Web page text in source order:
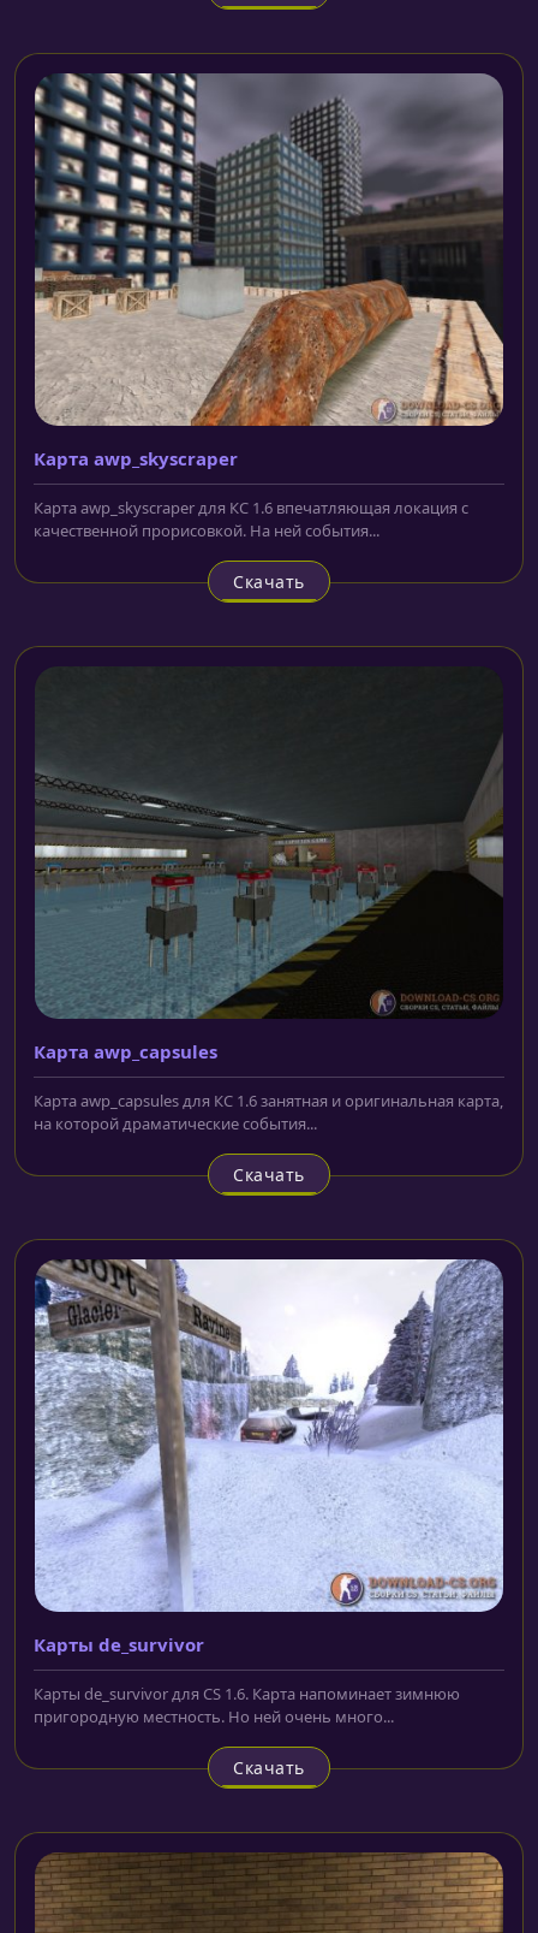
Карта awp_skyscraper
Карта awp_skyscraper для КС 1.6 впечатляющая локация с
качественной прорисовкой. На ней события...
Скачать
Карта awp_capsules
Карта awp_capsules для КС 1.6 занятная и оригинальная карта,
на которой драматические события...
Скачать
Карты de_survivor
Карты de_survivor для CS 1.6. Карта напоминает зимнюю
пригородную местность. Но ней очень много...
Скачать